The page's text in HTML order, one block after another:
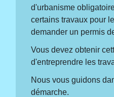
d'urbanisme
certains travaux pour
demander un permis
Vous devez obtenir
d'entreprendre les
Nous vous guidons
démarche.